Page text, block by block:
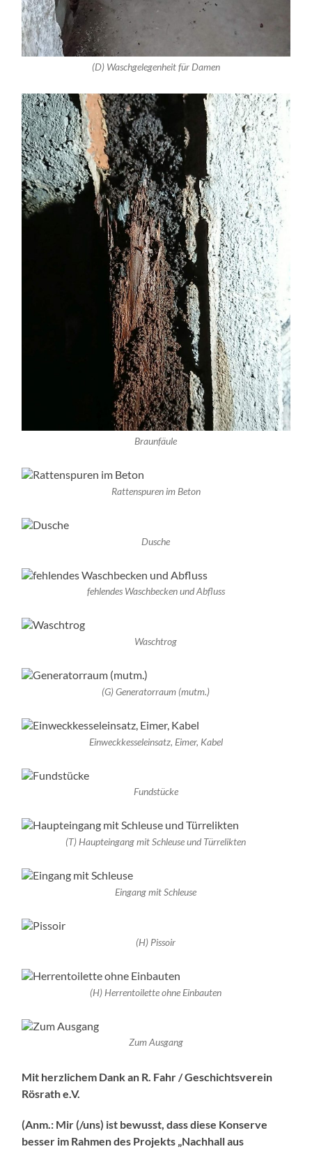
(D) Waschgelegenheit für Damen
Braunfäule
Rattenspuren im Beton
Dusche
fehlendes Waschbecken und Abfluss
Waschtrog
(G) Generatorraum (mutm.)
Einweckkesseleinsatz, Eimer, Kabel
Fundstücke
(T) Haupteingang mit Schleuse und Türrelikten
Eingang mit Schleuse
(H) Pissoir
(H) Herrentoilette ohne Einbauten
Zum Ausgang
Mit herzlichem Dank an R. Fahr / Geschichtsverein
Rösrath e.V.
(Anm.: Mir (/uns) ist bewusst, dass diese Konserve
besser im Rahmen des Projekts „Nachhall aus